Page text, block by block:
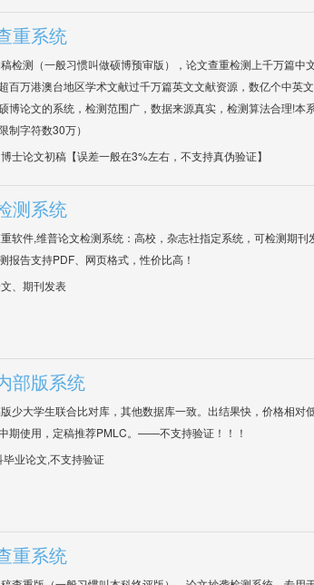
重系统
检测（一般习惯叫做硕博预审版），论文查重检测上千万篇中
百万港澳台地区学术文献过千万篇英文文献资源，数亿个中英
博论文的系统，检测范围广，数据来源真实，检测算法合理!本
制字符数30万）
士论文初稿【误差一般在3%左右，不支持真伪验证】
测系统
软件,维普论文检测系统：高校，杂志社指定系统，可检测期刊
报告支持PDF、网页格式，性价比高！
、期刊发表
部版系统
少大学生联合比对库，其他数据库一致。出结果快，价格相对
期使用，定稿推荐PMLC。——不支持验证！！！
毕业论文,不支持验证
重系统